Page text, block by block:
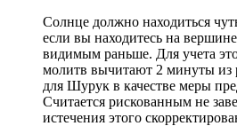
Солнце должно находиться
если вы находитесь на
видимым раньше. Для учета
молитв вычитают 2 минуты из
для Шурук в качестве меры
Считается рискованным не
истечения этого